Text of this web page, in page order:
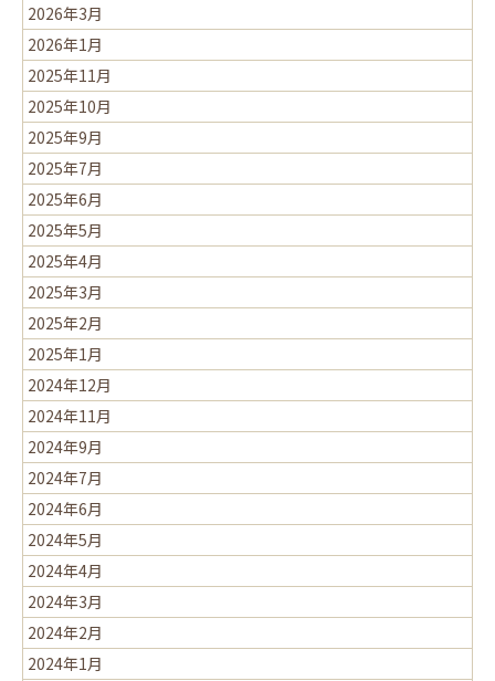
2026年3月
2026年1月
2025年11月
2025年10月
2025年9月
2025年7月
2025年6月
2025年5月
2025年4月
2025年3月
2025年2月
2025年1月
2024年12月
2024年11月
2024年9月
2024年7月
2024年6月
2024年5月
2024年4月
2024年3月
2024年2月
2024年1月